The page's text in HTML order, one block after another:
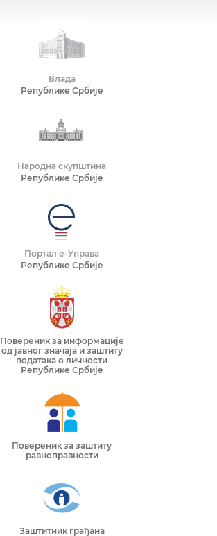
Влада
Републике Србије
Народна скупштина
Републике Србије
Портал е-Управа
Републике Србије
Повереник за информације
од јавног значаја и заштиту
података о личности
Републике Србије
Повереник за заштиту
равноправности
Заштитник грађана